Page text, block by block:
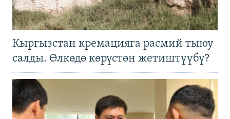
Кыргызстан кремацияга расмий тыюу
салды. Өлкөдө көрүстөн жетиштүүбү?